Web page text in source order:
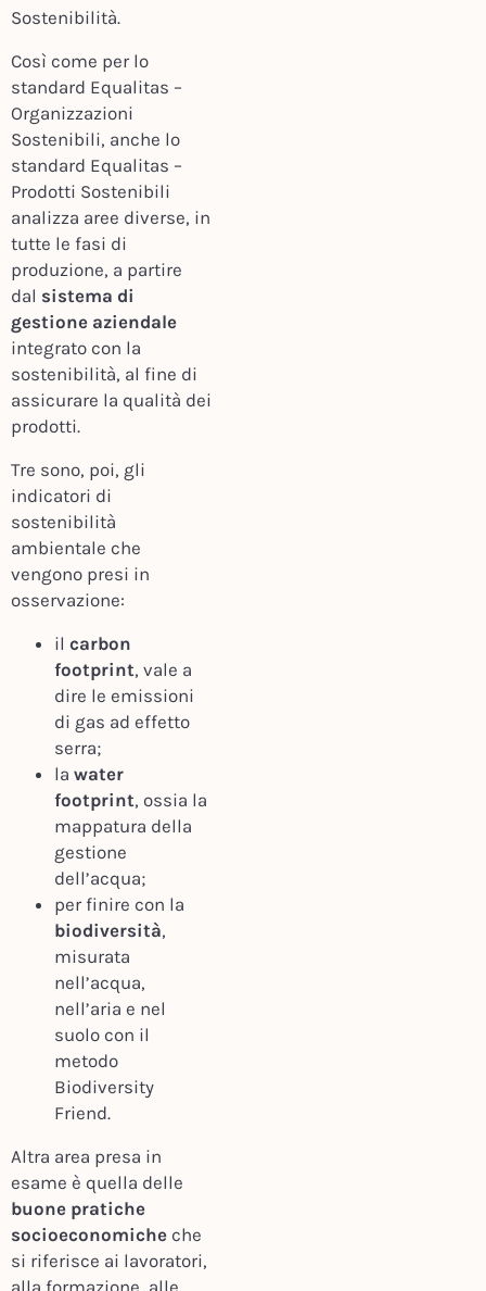
Sostenibilità.
Così come per lo
standard Equalitas –
Organizzazioni
Sostenibili, anche lo
standard Equalitas –
Prodotti Sostenibili
analizza aree diverse, in
tutte le fasi di
produzione, a partire
dal sistema di
gestione aziendale
integrato con la
sostenibilità, al fine di
assicurare la qualità dei
prodotti.
Tre sono, poi, gli
indicatori di
sostenibilità
ambientale che
vengono presi in
osservazione:
il carbon
footprint, vale a
dire le emissioni
di gas ad effetto
serra;
la water
footprint, ossia la
mappatura della
gestione
dell’acqua;
per finire con la
biodiversità,
misurata
nell’acqua,
nell’aria e nel
suolo con il
metodo
Biodiversity
Friend.
Altra area presa in
esame è quella delle
buone pratiche
socioeconomicheche
si riferisce ai lavoratori,
alla formazione, alle